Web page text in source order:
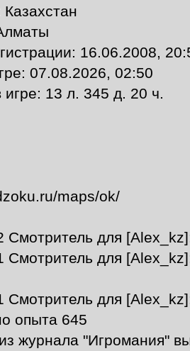
16.06.2008,
07.08.2026, 02:50
13 л. 345 д. 20 ч.
maps/ok/
Смотритель для
Смотритель для
Смотритель для
опыта 645
журнала "Игромания"